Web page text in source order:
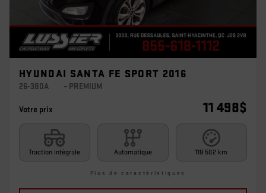
HYUNDAI SANTA FE SPORT 2016
26-380A – PREMIUM
Votre prix 11 498$
Traction intégrale Automatique 119 502 km
Plus de caractéristiques